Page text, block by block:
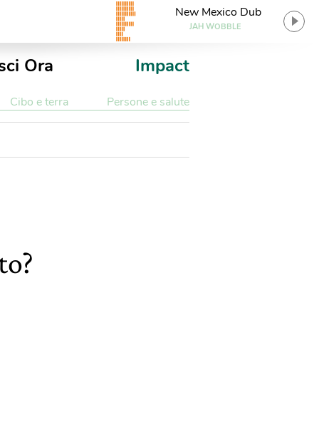
New Mexico Dub
JAH WOBBLE
Ora Impact
Cibo e terra Persone e salute